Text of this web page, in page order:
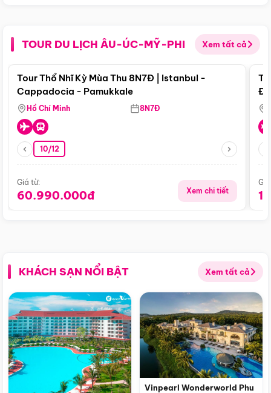
TOUR DU LỊCH ÂU-ÚC-MỸ-PHI Xem tất cả
Điểm nổi bật
Tour Thổ Nhĩ Kỳ Mùa Thu 8N7Đ | Istanbul -
Cappadocia - Pamukkale
Hồ Chí Minh 8N7Đ
10/12
Giá từ:
60.990.000đ Xem chi tiết
KHÁCH SẠN NỔI BẬT Xem tất cả
Vinpearl Wonderworld Phu